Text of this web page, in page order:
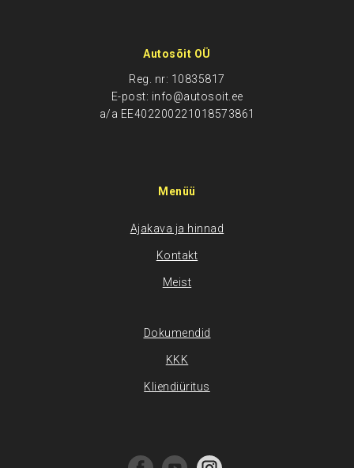
Autosõit OÜ
Reg. nr: 10835817
E-post: info@autosoit.ee
a/a EE402200221018573861
Menüü
Ajakava ja hinnad
Kontakt
Meist
Dokumendid
KKK
Kliendiüritus